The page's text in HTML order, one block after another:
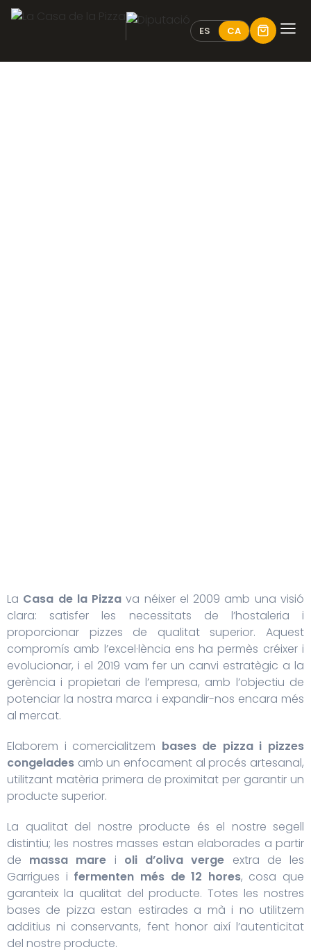
ES CA
La Casa de la Pizza va néixer el 2009 amb una visió
clara: satisfer les necessitats de l’hostaleria i
proporcionar pizzes de qualitat superior. Aquest
compromís amb l’excel·lència ens ha permès créixer i
evolucionar, i el 2019 vam fer un canvi estratègic a la
gerència i propietari de l’empresa, amb l’objectiu de
potenciar la nostra marca i expandir-nos encara més
al mercat.
Elaborem i comercialitzem bases de pizza i pizzes
congelades amb un enfocament al procés artesanal,
utilitzant matèria primera de proximitat per garantir un
producte superior.
La qualitat del nostre producte és el nostre segell
distintiu; les nostres masses estan elaborades a partir
de massa mare i oli d’oliva verge extra de les
Garrigues i fermenten més de 12 hores, cosa que
garanteix la qualitat del producte. Totes les nostres
bases de pizza estan estirades a mà i no utilitzem
additius ni conservants, fent honor així l’autenticitat
del nostre producte.